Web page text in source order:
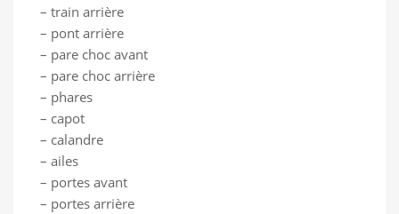
– train arrière
– pont arrière
– pare choc avant
– pare choc arrière
– phares
– capot
– calandre
– ailes
– portes avant
– portes arrière